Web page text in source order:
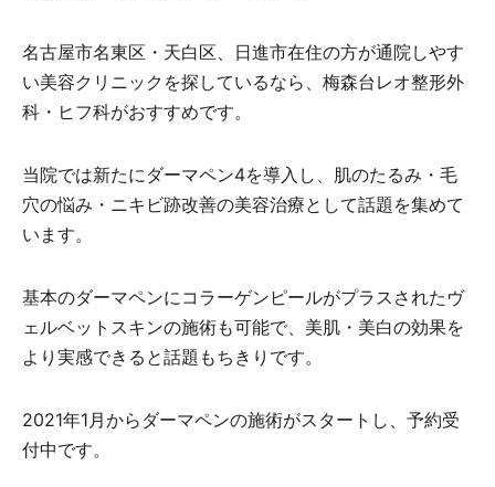
名古屋市名東区・天白区、日進市在住の方が通院しやす
い美容クリニックを探しているなら、梅森台レオ整形外
科・ヒフ科がおすすめです。
当院では新たにダーマペン4を導入し、肌のたるみ・毛
穴の悩み・ニキビ跡改善の美容治療として話題を集めて
います。
基本のダーマペンにコラーゲンピールがプラスされたヴ
ェルベットスキンの施術も可能で、美肌・美白の効果を
より実感できると話題もちきりです。
2021年1月からダーマペンの施術がスタートし、予約受
付中です。